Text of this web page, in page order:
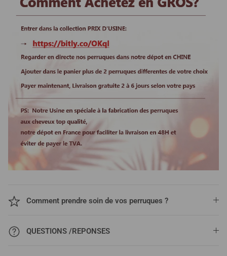
Comment prendre soin de vos perruques ?
QUESTIONS /REPONSES